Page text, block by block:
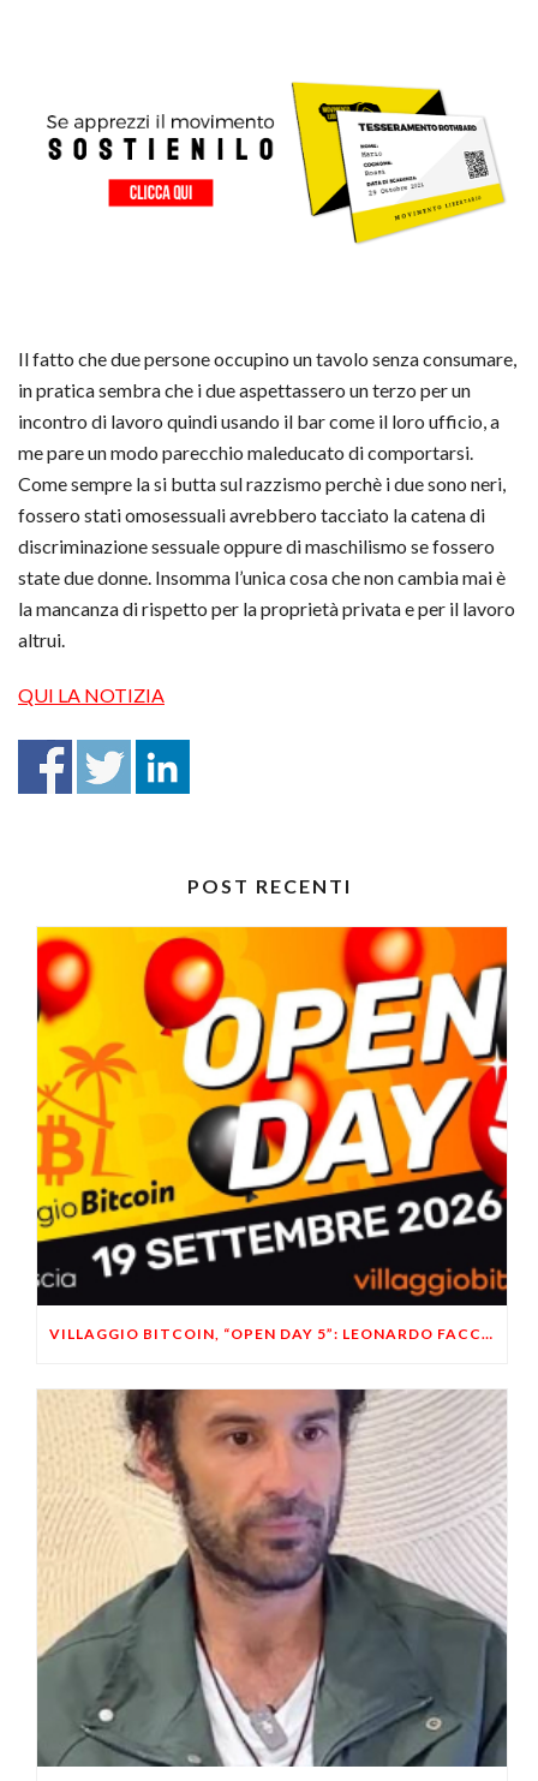
Il fatto che due persone occupino un tavolo senza consumare,
in pratica sembra che i due aspettassero un terzo per un
incontro di lavoro quindi usando il bar come il loro ufficio, a
me pare un modo parecchio maleducato di comportarsi.
Come sempre la si butta sul razzismo perchè i due sono neri,
fossero stati omosessuali avrebbero tacciato la catena di
discriminazione sessuale oppure di maschilismo se fossero
state due donne. Insomma l’unica cosa che non cambia mai è
la mancanza di rispetto per la proprietà privata e per il lavoro
altrui.
QUI LA NOTIZIA
POST RECENTI
VILLAGGIO BITCOIN, “OPEN DAY 5”: LEONARDO FACCO OSPITE A BRESCIA